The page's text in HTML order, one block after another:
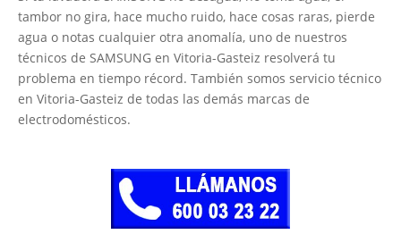
tambor no gira, hace mucho ruido, hace cosas raras, pierde
agua o notas cualquier otra anomalía, uno de nuestros
técnicos de SAMSUNG en Vitoria-Gasteiz resolverá tu
problema en tiempo récord. También somos servicio técnico
en Vitoria-Gasteiz de todas las demás marcas de
electrodomésticos.